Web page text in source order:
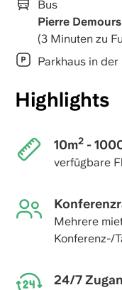
Bus
Pierre Demours
(3 Minuten zu
Parkhaus in der
Highlights
10m2-
verfügbare
Mehrere
Konferenz-/
24/7